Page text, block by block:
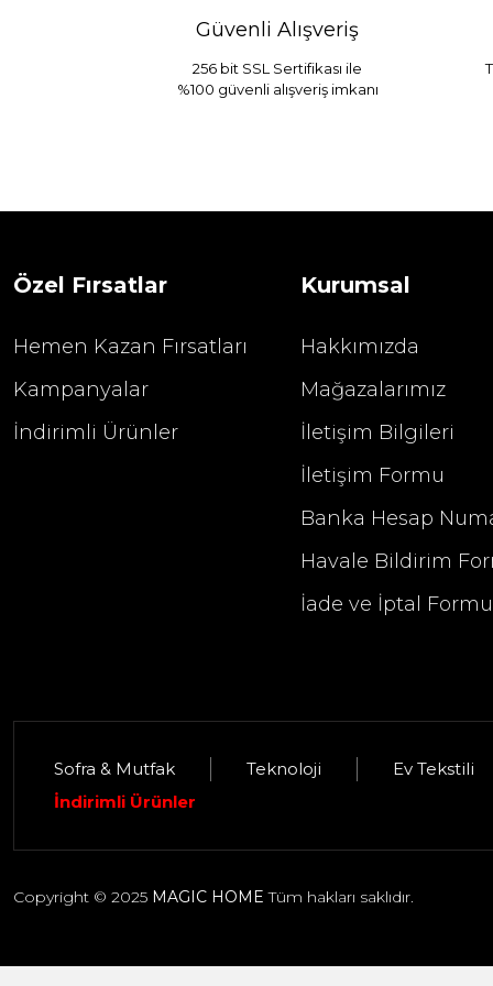
2.400,00 TL
Selim Dekor Elise 13x18 Çerçeve
Güvenli Alışveriş
256 bit SSL Sertifikası ile
%100 güvenli alışveriş imkanı
Özel Fırsatlar
Hemen Kazan Fırsatları
Kampanyalar
İndirimli Ürünler
Kurumsal
Hakkımızda
Mağazalarımız
İletişim Bilgileri
İletişim Formu
Banka Hesap
Havale Bildirim
İade ve İptal Formu
Sofra & Mutfak Teknoloji Ev Tekstili
İndirimli Ürünler
Copyright © 2025 MAGIC HOME Tüm hakları saklıdır.